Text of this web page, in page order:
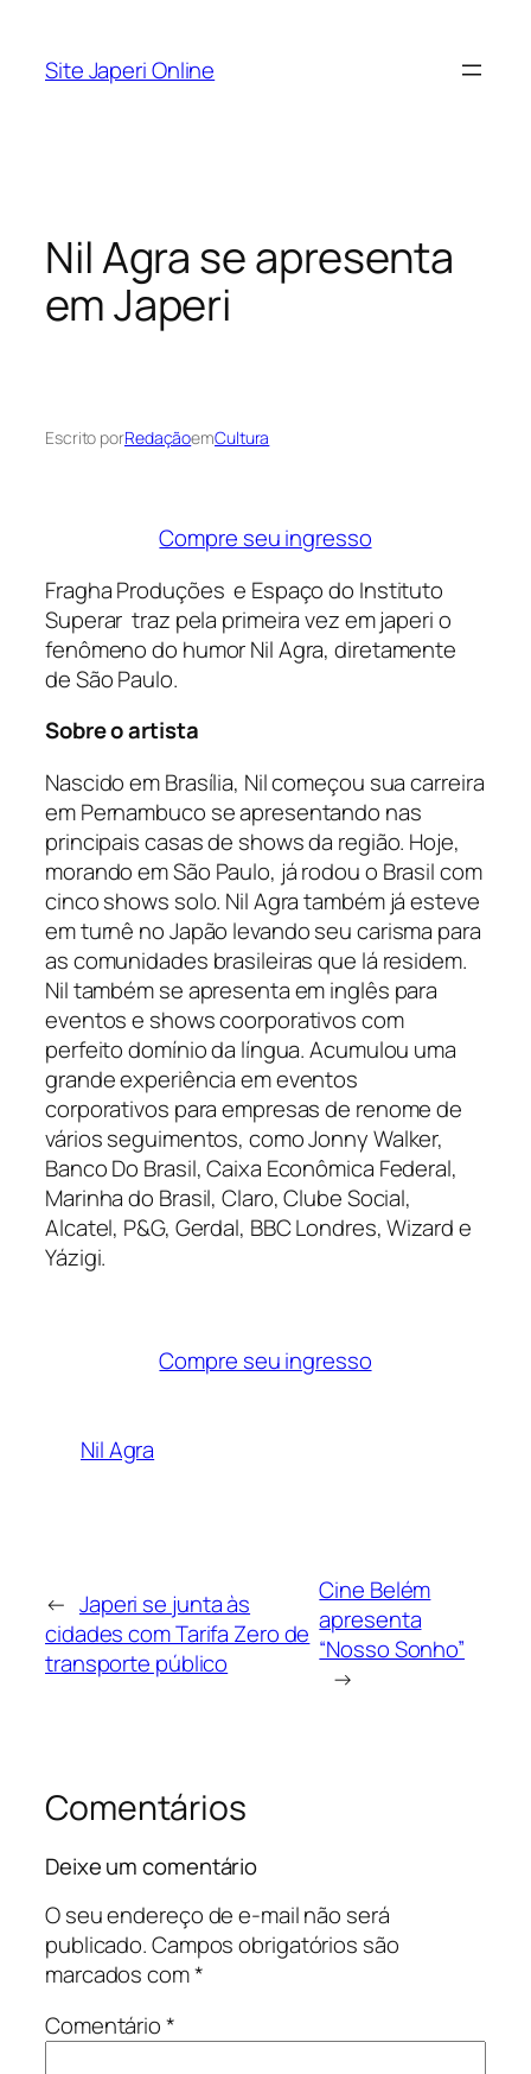
Site Japeri Online
Nil Agra se apresenta
em Japeri
Escrito porRedaçãoemCultura
Compre seu ingresso
Fragha Produções e Espaço do Instituto
Superar traz pela primeira vez em japeri o
fenômeno do humor Nil Agra, diretamente
de São Paulo.
Sobre o artista
Nascido em Brasília, Nil começou sua carreira
em Pernambuco se apresentando nas
principais casas de shows da região. Hoje,
morando em São Paulo, já rodou o Brasil com
cinco shows solo. Nil Agra também já esteve
em turnê no Japão levando seu carisma para
as comunidades brasileiras que lá residem.
Nil também se apresenta em inglês para
eventos e shows coorporativos com
perfeito domínio da língua. Acumulou uma
grande experiência em eventos
corporativos para empresas de renome de
vários seguimentos, como Jonny Walker,
Banco Do Brasil, Caixa Econômica Federal,
Marinha do Brasil, Claro, Clube Social,
Alcatel, P&G, Gerdal, BBC Londres, Wizard e
Yázigi.
Compre seu ingresso
Nil Agra
← Japeri se junta às
cidades com Tarifa Zero de
transporte público
Cine Belém
apresenta
“Nosso Sonho”
→
Comentários
Deixe um comentário
O seu endereço de e-mail não será
publicado.Campos obrigatórios são
marcados com*
Comentário*